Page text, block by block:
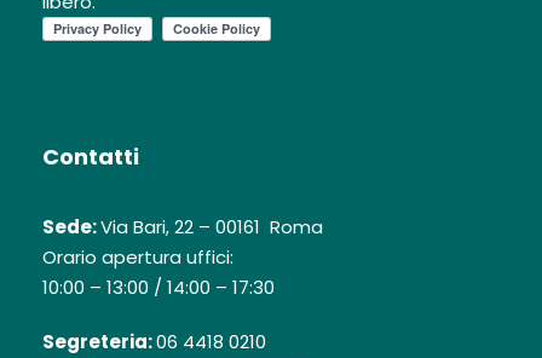
Contatti
Sede:Via Bari, 22 – 00161 Roma
Orario apertura uffici:
10:00 – 13:00 / 14:00 – 17:30
Segreteria:06 4418 0210